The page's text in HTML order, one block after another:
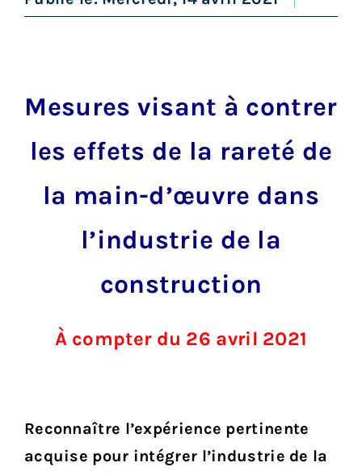
Services aux membres
Actualités
Contactez-nous
Mesures visant à contrer
les effets de la rareté de
la main-d’œuvre dans
l’industrie de la
construction
À compter du 26 avril 2021
Reconnaître l’expérience pertinente
acquise pour intégrer l’industrie de la